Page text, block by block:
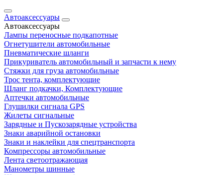
Автоаксессуары
Автоаксессуары
Лампы переносные подкапотные
Огнетушители автомобильные
Пневматические шланги
Прикуриватель автомобильный и запчасти к нему
Стяжки для груза автомобильные
Трос тента, комплектующие
Шланг подкачки, Комплектующие
Аптечки автомобильные
Глушилки сигнала GPS
Жилеты сигнальные
Зарядные и Пускозарядные устройства
Знаки аварийной остановки
Знаки и наклейки для спецтранспорта
Компрессоры автомобильные
Лента светоотражающая
Манометры шинные